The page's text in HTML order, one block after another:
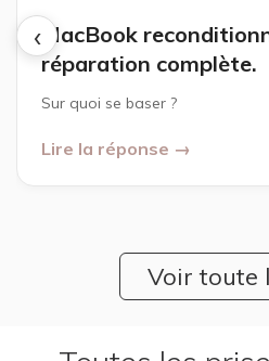
‹ MacBook
réparation complète.
Sur quoi se baser ?
Lire la réponse →
Voir toute